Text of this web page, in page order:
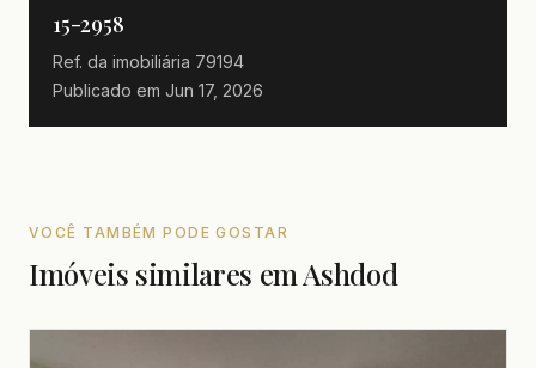
15-2958
Ref. da imobiliária 79194
Publicado em Jun 17, 2026
VOCÊ TAMBÉM PODE GOSTAR
Imóveis similares em Ashdod